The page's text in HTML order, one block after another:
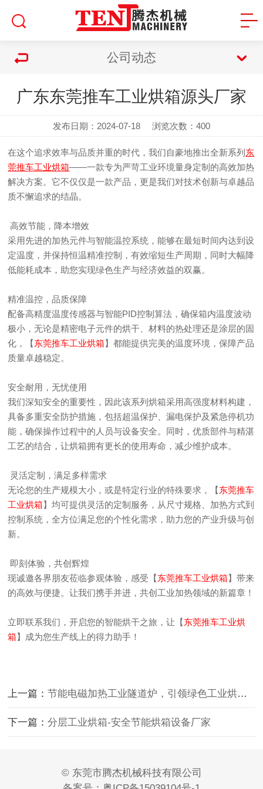
公司动态
广东东莞推车工业烘箱源头厂家
发布日期：2024-07-18 浏览次数：400
在这个追求效率与品质并重的时代，我们自豪地推出全新系列 东
莞推车工业烘箱——一款专为严苛工业环境量身定制的高效加热
解决方案。它不仅仅是一款产品，更是我们对技术创新与卓越品
质不懈追求的结晶。
高效节能，降本增效
采用先进的加热元件与智能温控系统，能够在最短时间内达到设
定温度，并保持恒温精准控制，有效缩短生产周期，同时大幅降
低能耗成本，助您实现绿色生产与经济效益的双赢。
精准温控，品质保障
配备高精度温度传感器与智能PID控制算法，确保箱内温度波动
极小，无论是精密电子元件的烘干、材料的热处理还是涂层的固
化，【东莞推车工业烘箱】都能提供完美的温度环境，保障产品
质量卓越稳定。
安全耐用，无忧使用
我们深知安全的重要性，因此该系列烘箱采用高强度材料构建，
具备多重安全防护措施，包括超温保护、漏电保护及紧急停机功
能，确保操作过程中的人员与设备安全。同时，优质部件与精湛
工艺的结合，让烘箱拥有更长的使用寿命，减少维护成本。
灵活定制，满足多样需求
无论您的生产规模大小，或是特定行业的特殊要求，【东莞推车
工业烘箱】均可提供灵活的定制服务，从尺寸规格、加热方式到
控制系统，全方位满足您的个性化需求，助力您的产业升级与创
新。
即刻体验，共创辉煌
现诚邀各界朋友莅临参观体验，感受【东莞推车工业烘箱】带来
的高效与便捷。让我们携手并进，共创工业加热领域的新篇章！
立即联系我们，开启您的智能烘干之旅，让【东莞推车工业烘
箱】成为您生产线上的得力助手！
上一篇：节能电磁加热工业隧道炉，引领绿色工业烘干新潮流！
下一篇：分层工业烘箱-安全节能烘箱设备厂家
© 东莞市腾杰机械科技有限公司